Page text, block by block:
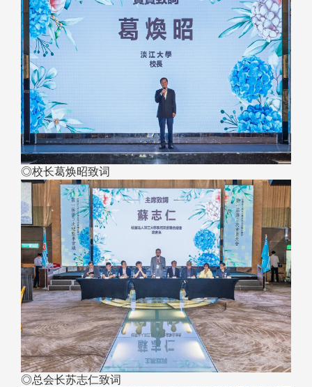
◎校长葛焕昭致词
◎总会长苏志仁致词